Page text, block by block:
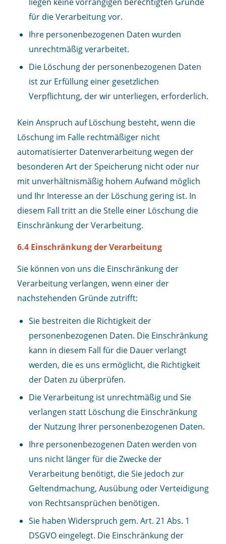
liegen keine vorrangigen berechtigten Gründe
für die Verarbeitung vor.
Ihre personenbezogenen Daten wurden
unrechtmäßig verarbeitet.
Die Löschung der personenbezogenen Daten
ist zur Erfüllung einer gesetzlichen
Verpflichtung, der wir unterliegen, erforderlich.
Kein Anspruch auf Löschung besteht, wenn die
Löschung im Falle rechtmäßiger nicht
automatisierter Datenverarbeitung wegen der
besonderen Art der Speicherung nicht oder nur
mit unverhältnismäßig hohem Aufwand möglich
und Ihr Interesse an der Löschung gering ist. In
diesem Fall tritt an die Stelle einer Löschung die
Einschränkung der Verarbeitung.
6.4 Einschränkung der Verarbeitung
Sie können von uns die Einschränkung der
Verarbeitung verlangen, wenn einer der
nachstehenden Gründe zutrifft:
Sie bestreiten die Richtigkeit der
personenbezogenen Daten. Die Einschränkung
kann in diesem Fall für die Dauer verlangt
werden, die es uns ermöglicht, die Richtigkeit
der Daten zu überprüfen.
Die Verarbeitung ist unrechtmäßig und Sie
verlangen statt Löschung die Einschränkung
der Nutzung Ihrer personenbezogenen Daten.
Ihre personenbezogenen Daten werden von
uns nicht länger für die Zwecke der
Verarbeitung benötigt, die Sie jedoch zur
Geltendmachung, Ausübung oder Verteidigung
von Rechtsansprüchen benötigen.
Sie haben Widerspruch gem. Art. 21 Abs. 1
DSGVO eingelegt. Die Einschränkung der